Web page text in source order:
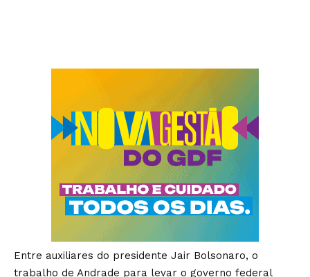
Entre auxiliares do presidente Jair Bolsonaro, o
trabalho de Andrade para levar o governo federal